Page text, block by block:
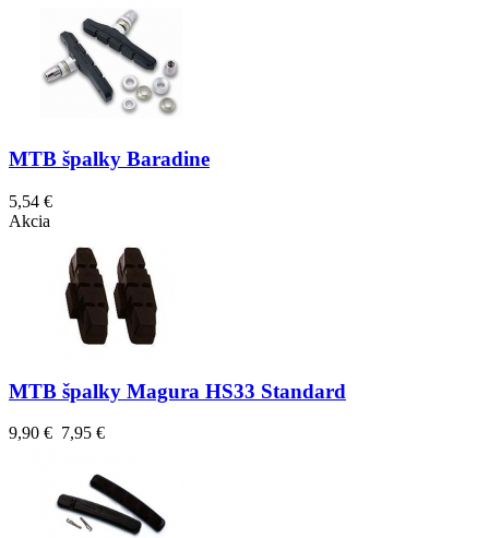
MTB špalky Baradine
5,54 €
Akcia
MTB špalky Magura HS33 Standard
9,90 € 7,95 €